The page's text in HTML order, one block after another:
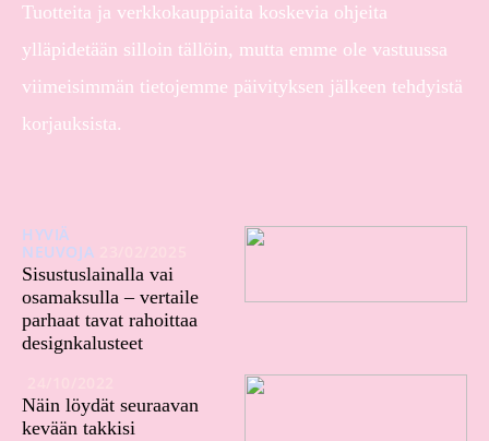
Tuotteita ja verkkokauppiaita koskevia ohjeita
ylläpidetään silloin tällöin, mutta emme ole vastuussa
viimeisimmän tietojemme päivityksen jälkeen tehdyistä
korjauksista.
HYVIÄ
NEUVOJA
Sisustuslainalla vai
osamaksulla – vertaile
parhaat tavat rahoittaa
designkalusteet
Näin löydät seuraavan
kevään takkisi